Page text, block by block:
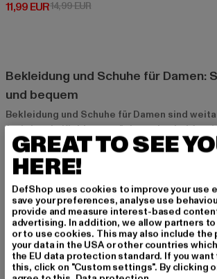
11,99 EUR
Derzeitiger Preis: 11,99 EUR
14,99 EURAktionspreis: 14,99 EUR
Bekleidung und Schuhe für Damen:
und bequem
Bekleidung und Schuhe für Damen sind
funktionale Kleidungsstücke – sie sind
Persönlichkeit, Stil und Lebensgefühl. Egal,
Büro oder bei besonderen Anlässen – die
aus Bekleidung und Schuhen sorgt dafür,
Situation selbstbewusst und wohl fühlst.
bis hin zu sportlich-lässigen Outfits bietet
unzählige Möglichkeiten, um Stil und
Warum Bekleidung und Schuhe für
unverzichtbar sind
GREAT TO SEE
HERE!
DefShop uses cookies to improve your use
save your preferences, analyse use
provide and measure interest-based
advertising. In addition, we allow partners
or to use cookies. This may also include
your data in the USA or other countries
the EU data protection standard. If you want
this, click on "Custom settings". By clicking